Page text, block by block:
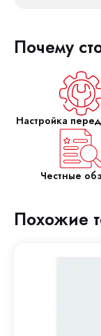
Почему
Настройка
Честные
Похожие